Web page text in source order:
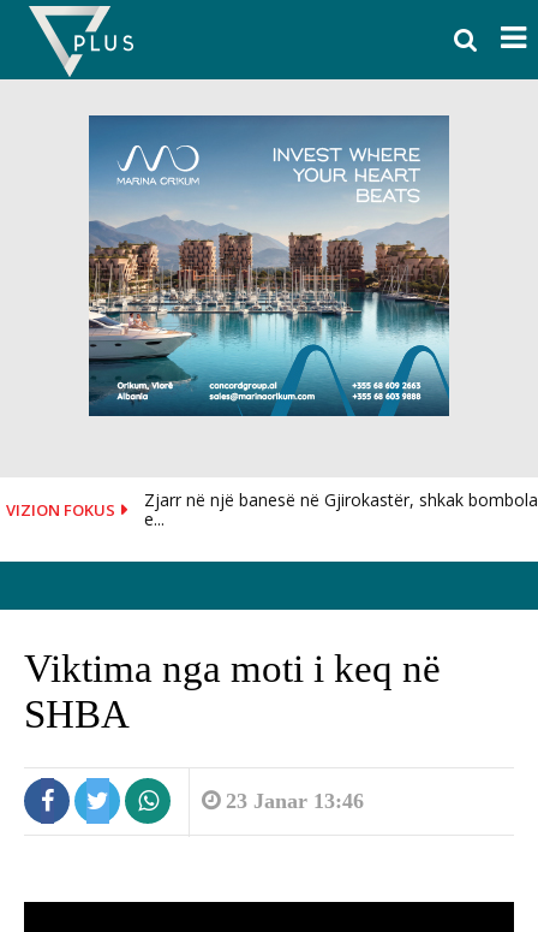
Skip
content
VIZION FOKUS
Zjarr në një banesë në Gjirokastër, shkak bombola
e...
Viktima nga moti i keq në
SHBA
23 Janar 13:46